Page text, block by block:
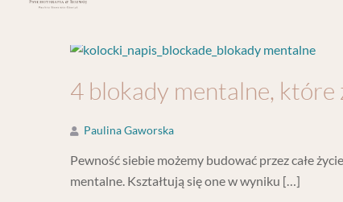
4 blokady mentalne, które
Paulina Gaworska
Pewność siebie możemy budować przez całe
mentalne. Kształtują się one w wyniku […]